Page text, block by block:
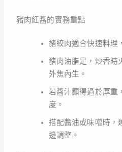
豬肉紅醬的實務重點
豬絞肉適合快速料理
豬肉油脂足，炒香時
外焦內生。
若醬汁顯得過於厚重
度。
搭配醬油或味噌時，
邊調整。